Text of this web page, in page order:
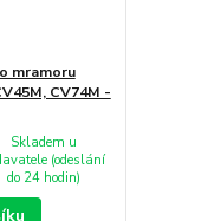
mramoru
CV74M -
Skladem u
(odeslání
do 24 hodin)